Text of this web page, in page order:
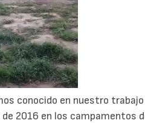
conocido en nuestro
2016 en los campamentos